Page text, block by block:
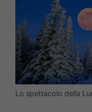
Lo spettacolo della